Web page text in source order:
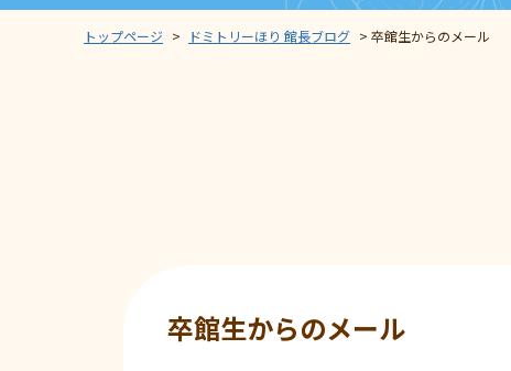
トップページ > ドミトリーほり 館長ブログ > 卒館生からのメール
卒館生からのメール